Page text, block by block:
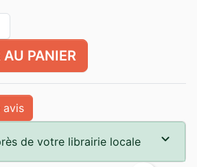
PANIER
avis
de votre librairie locale